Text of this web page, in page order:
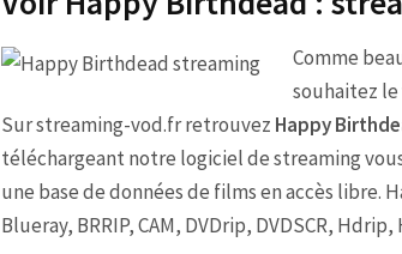
Comme
souhaitez le
Sur streaming-vod.fr retrouvez Happy
téléchargeant notre logiciel de streaming
une base de données de films en accès libre.
Blueray, BRRIP, CAM, DVDrip, DVDSCR,